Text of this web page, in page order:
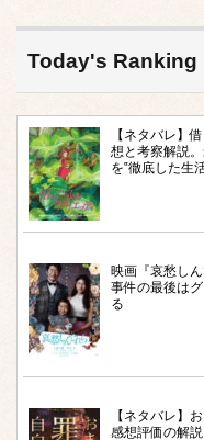
Today's Ranking
【ネタバレ】
想と考察解説
を‟徹底した生
映画『哀愁し
事件の最後は
る
【ネタバレ】
感想評価の解